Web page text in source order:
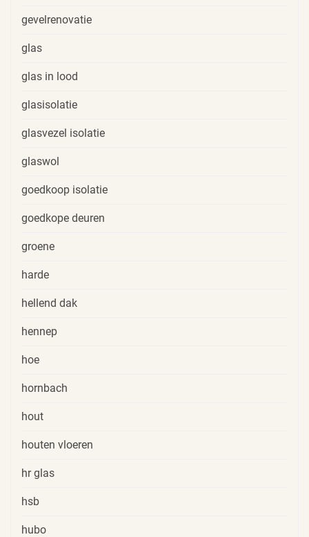
gevelrenovatie
glas
glas in lood
glasisolatie
glasvezel isolatie
glaswol
goedkoop isolatie
goedkope deuren
groene
harde
hellend dak
hennep
hoe
hornbach
hout
houten vloeren
hr glas
hsb
hubo